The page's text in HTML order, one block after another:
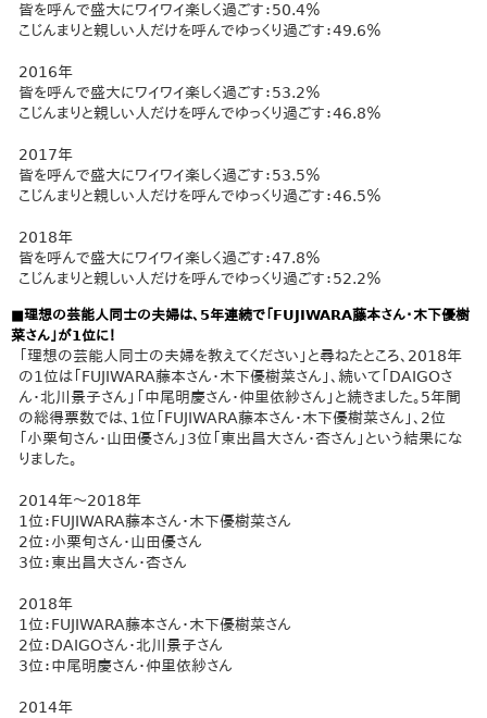
皆を呼んで盛大にワイワイ楽しく過ごす：50.4％
こじんまりと親しい人だけを呼んでゆっくり過ごす：49.6％
2016年
皆を呼んで盛大にワイワイ楽しく過ごす：53.2％
こじんまりと親しい人だけを呼んでゆっくり過ごす：46.8％
2017年
皆を呼んで盛大にワイワイ楽しく過ごす：53.5％
こじんまりと親しい人だけを呼んでゆっくり過ごす：46.5％
2018年
皆を呼んで盛大にワイワイ楽しく過ごす：47.8％
こじんまりと親しい人だけを呼んでゆっくり過ごす：52.2％
■理想の芸能人同士の夫婦は、5年連続で「FUJIWARA藤本さん・木下優樹
菜さん」が1位に！
「理想の芸能人同士の夫婦を教えてください」と尋ねたところ、2018年
の1位は「FUJIWARA藤本さん・木下優樹菜さん」、続いて「DAIGOさ
ん・北川景子さん」「中尾明慶さん・仲里依紗さん」と続きました。5年間
の総得票数では、1位「FUJIWARA藤本さん・木下優樹菜さん」、2位
「小栗旬さん・山田優さん」3位「東出昌大さん・杏さん」という結果にな
りました。
2014年～2018年
1位：FUJIWARA藤本さん・木下優樹菜さん
2位：小栗旬さん・山田優さん
3位：東出昌大さん・杏さん
2018年
1位：FUJIWARA藤本さん・木下優樹菜さん
2位：DAIGOさん・北川景子さん
3位：中尾明慶さん・仲里依紗さん
2014年